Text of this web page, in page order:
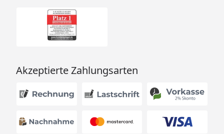
Akzeptierte Zahlungsarten